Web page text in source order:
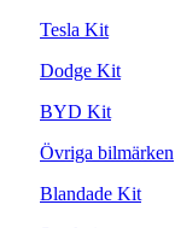
Tesla Kit
Dodge Kit
BYD Kit
Övriga bilmärken
Blandade Kit